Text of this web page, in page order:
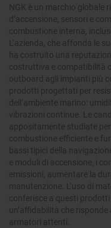
NGK è un marchio globale
d’accensione, sensori e
combustione interna,
L’azienda, che affonda le
ha costruito una
costruttiva e compatibilità
outboard agli impianti più
prodotti progettati per
dell’ambiente marino:
vibrazioni continue. Le
appositamente studiate
combustione efficiente e
bassi tipici della
e moduli di accensione, i
emissioni, aumentare la
manutenzione. L’uso di
conferisce a questi
un’affidabilità che
armatori attenti.